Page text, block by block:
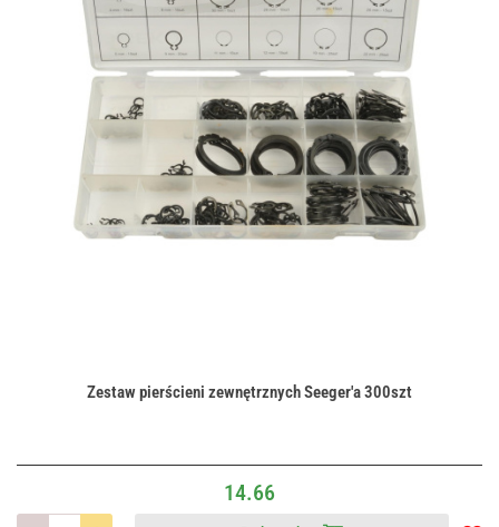
Zestaw pierścieni zewnętrznych Seeger'a 300szt
14.66